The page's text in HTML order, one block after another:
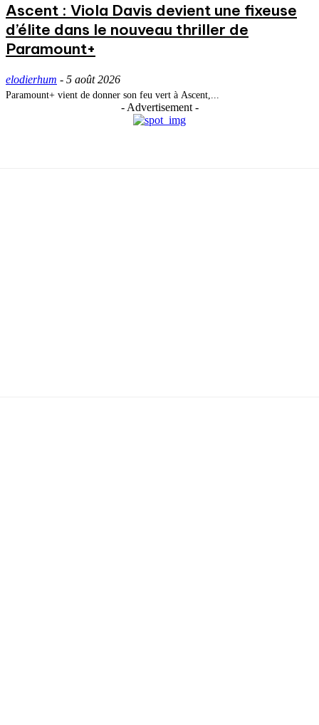
Ascent : Viola Davis devient une fixeuse
d’élite dans le nouveau thriller de
Paramount+
elodierhum - 5 août 2026
Paramount+ vient de donner son feu vert à Ascent,...
- Advertisement -